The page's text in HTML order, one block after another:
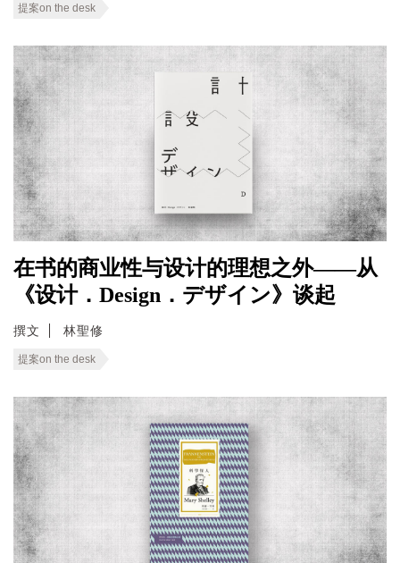
提案on the desk
在书的商业性与设计的理想之外——从
《设计．Design．デザイン》谈起
撰文 林聖修
提案on the desk